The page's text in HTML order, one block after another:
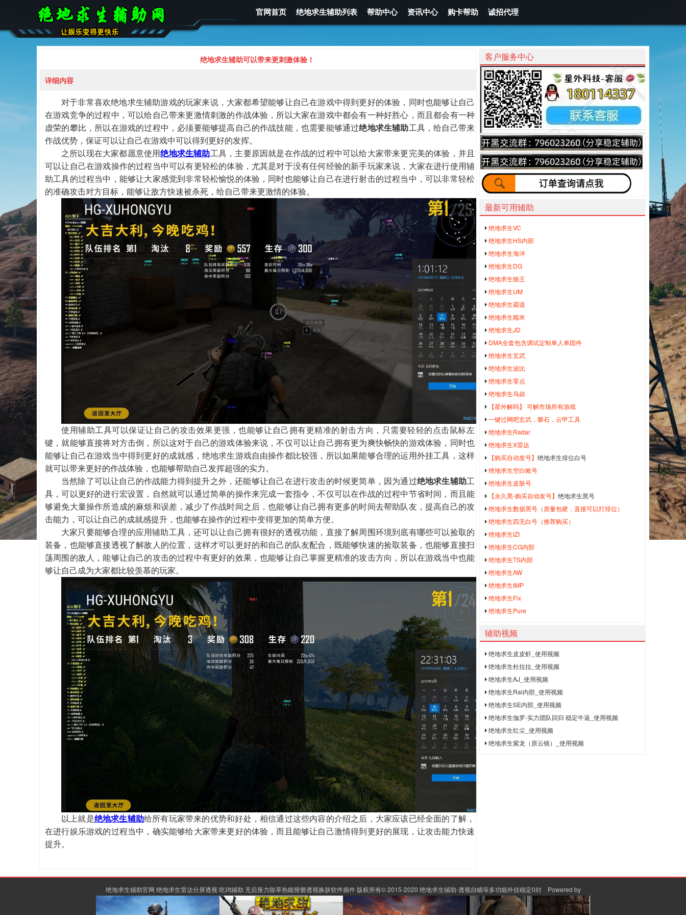
官网首页 绝地求生辅助列表 帮助中心 资讯中心 购卡帮助 诚招代理
绝地求生辅助可以带来更刺激体验！
详细内容
对于非常喜欢绝地求生辅助游戏的玩家来说，大家都希望能够让自己在游戏中得到更好的体验，同时也能够让自己
在游戏竞争的过程中，可以给自己带来更激情刺激的作战体验，所以大家在游戏中都会有一种好胜心，而且都会有一种
虚荣的攀比，所以在游戏的过程中，必须要能够提高自己的作战技能，也需要能够通过绝地求生辅助工具，给自己带来
作战优势，保证可以让自己在游戏中可以得到更好的发挥。
之所以现在大家都愿意使用绝地求生辅助工具，主要原因就是在作战的过程中可以给大家带来更完美的体验，并且
可以让自己在游戏操作的过程当中可以有更轻松的体验，尤其是对于没有任何经验的新手玩家来说，大家在进行使用辅
助工具的过程当中，能够让大家感觉到非常轻松愉悦的体验，同时也能够让自己在进行射击的过程当中，可以非常轻松
的准确攻击对方目标，能够让敌方快速被杀死，给自己带来更激情的体验。
使用辅助工具可以保证让自己的攻击效果更强，也能够让自己拥有更精准的射击方向，只需要轻轻的点击鼠标左
键，就能够直接将对方击倒，所以这对于自己的游戏体验来说，不仅可以让自己拥有更为爽快畅快的游戏体验，同时也
能够让自己在游戏当中得到更好的成就感，绝地求生游戏自由操作都比较强，所以如果能够合理的运用外挂工具，这样
就可以带来更好的作战体验，也能够帮助自己发挥超强的实力。
当然除了可以让自己的作战能力得到提升之外，还能够让自己在进行攻击的时候更简单，因为通过绝地求生辅助工
具，可以更好的进行宏设置，自然就可以通过简单的操作来完成一套指令，不仅可以在作战的过程中节省时间，而且能
够避免大量操作所造成的麻烦和误差，减少了作战时间之后，也能够让自己拥有更多的时间去帮助队友，提高自己的攻
击能力，可以让自己的成就感提升，也能够在操作的过程中变得更加的简单方便。
大家只要能够合理的应用辅助工具，还可以让自己拥有很好的透视功能，直接了解周围环境到底有哪些可以捡取的
装备，也能够直接透视了解敌人的位置，这样才可以更好的和自己的队友配合，既能够快速的捡取装备，也能够直接扫
荡周围的敌人，能够让自己的攻击的过程中有更好的效果，也能够让自己掌握更精准的攻击方向，所以在游戏当中也能
够让自己成为大家都比较羡慕的玩家。
以上就是绝地求生辅助给所有玩家带来的优势和好处，相信通过这些内容的介绍之后，大家应该已经全面的了解，
在进行娱乐游戏的过程当中，确实能够给大家带来更好的体验，而且能够让自己激情得到更好的展现，让攻击能力快速
提升。
客户服务中心
最新可用辅助
绝地求生VC
绝地求生HS内部
绝地求生海洋
绝地求生DG
绝地求生狼王
绝地求生UM
绝地求生霸道
绝地求生糯米
绝地求生JD
DMA全套包含调试定制单人单固件
绝地求生玄武
绝地求生波比
绝地求生零点
绝地求生鸟叔
【星外解码】 可解市场所有游戏
一键过网吧玄武，磐石，云甲工具
绝地求生Radar
绝地求生X雷达
【购买自动发号】 绝地求生排位白号
绝地求生空白账号
绝地求生皮肤号
【永久黑-购买自动发号】 绝地求生黑号
绝地求生数据黑号（质量包硬，直接可以打排位）
绝地求生四无白号（推荐购买）
绝地求生IZI
绝地求生CG内部
绝地求生TS内部
绝地求生AW
绝地求生IMP
绝地求生Fix
绝地求生Pure
辅助视频
绝地求生皮皮虾_使用视频
绝地求生杜拉拉_使用视频
绝地求生AJ_使用视频
绝地求生Ral内部_使用视频
绝地求生SE内部_使用视频
绝地求生伽罗-实力团队回归 稳定牛逼_使用视频
绝地求生红尘_使用视频
绝地求生紫龙（原云镜）_使用视频
绝地求生辅助官网 绝地求生雷达分屏透视 吃鸡辅助 无后座力除草热能骨骼透视换肤软件插件 版权所有© 2015-2020 绝地求生辅助-透视自瞄等多功能外挂稳定0封Powered by